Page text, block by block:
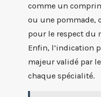
comme un
ou une pommade,
pour le respect du
Enfin, l’indication
majeur validé par
chaque spécialité.